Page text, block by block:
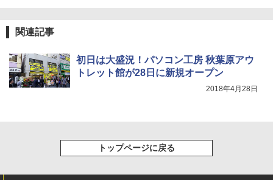
関連記事
初日は大盛況！パソコン工房 秋葉原アウ
トレット館が28日に新規オープン
2018年4月28日
トップページに戻る